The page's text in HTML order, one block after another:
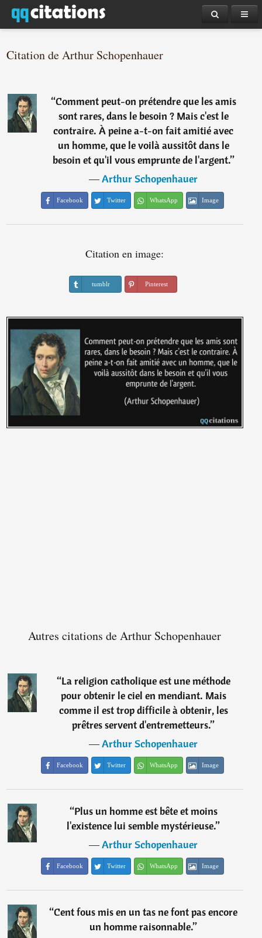
Citation de Arthur Schopenhauer
“Comment peut-on prétendre que les amis
sont rares, dans le besoin ? Mais c'est le
contraire. À peine a-t-on fait amitié avec
un homme, que le voilà aussitôt dans le
besoin et qu'il vous emprunte de l'argent.”
―Arthur Schopenhauer
Facebook Twitter WhatsApp Image
Citation en image:
tumblr Pinterest
Autres citations de Arthur Schopenhauer
“La religion catholique est une méthode
pour obtenir le ciel en mendiant. Mais
comme il est trop difficile à obtenir, les
prêtres servent d'entremetteurs.”
―Arthur Schopenhauer
Facebook Twitter WhatsApp Image
“Plus un homme est bête et moins
l'existence lui semble mystérieuse.”
―Arthur Schopenhauer
Facebook Twitter WhatsApp Image
“Cent fous mis en un tas ne font pas encore
un homme raisonnable.”